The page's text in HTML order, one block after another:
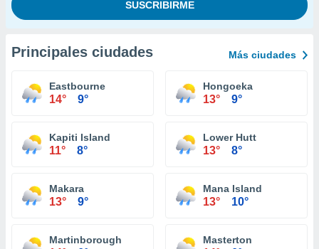
Principales ciudades Más ciudades
Eastbourne
14° 9°
Hongoeka
13° 9°
Kapiti Island
11° 8°
Lower Hutt
13° 8°
Makara
13° 9°
Mana Island
13° 10°
Martinborough Masterton